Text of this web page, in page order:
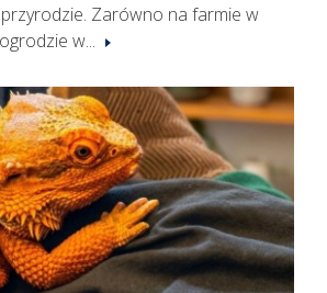
Zarówno na farmie w
w...